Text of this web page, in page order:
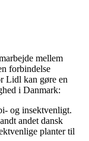
mellem
forbindelse
Lidl kan gøre en
i Danmark:
og insektvenligt.
andet dansk
planter til